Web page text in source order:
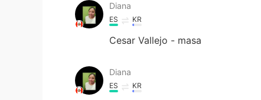
Diana
ES KR
Cesar Vallejo - masa
Diana
ES KR